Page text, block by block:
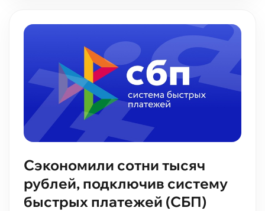
Сэкономили сотни тысяч
рублей, подключив систему
быстрых платежей (СБП)